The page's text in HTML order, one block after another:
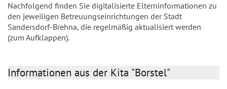
Nachfolgend finden Sie digitalisierte Elterninformationen zu
den jeweiligen Betreuungseinrichtungen der Stadt
Sandersdorf-Brehna, die regelmäßig aktualisiert werden
(zum Aufklappen).
Informationen aus der Kita "Borstel"